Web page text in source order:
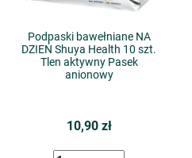
Podpaski bawełniane NA
DZIEŃ Shuya Health 10 szt.
Tlen aktywny Pasek
anionowy
10,90 zł